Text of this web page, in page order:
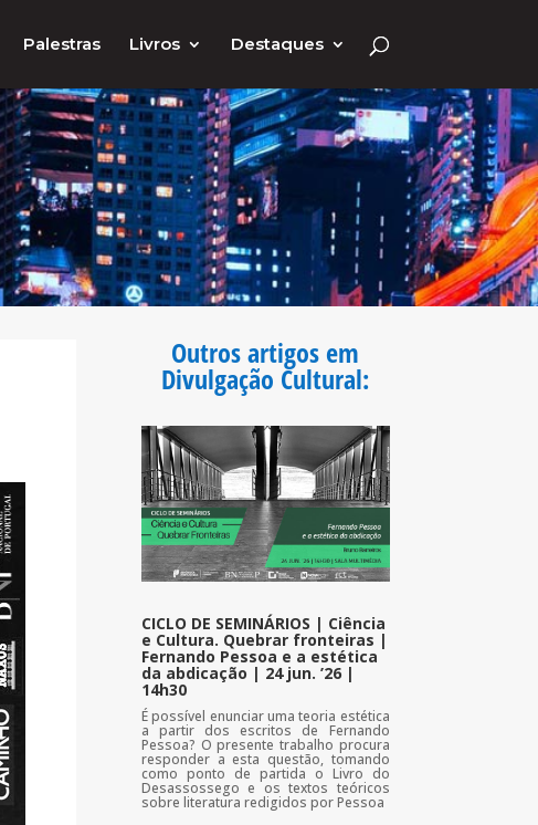
Palestras Livros Destaques
Outros artigos em
Divulgação Cultural:
CICLO DE SEMINÁRIOS | Ciência
e Cultura. Quebrar fronteiras |
Fernando Pessoa e a estética
da abdicação | 24 jun. ’26 |
14h30
É possível enunciar uma teoria estética
a partir dos escritos de Fernando
Pessoa? O presente trabalho procura
responder a esta questão, tomando
como ponto de partida o Livro do
Desassossego e os textos teóricos
sobre literatura redigidos por Pessoa